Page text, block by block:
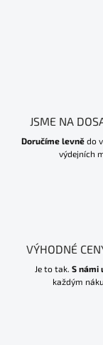
JSME NA
Doručíme levně do
výdejních
VÝHODNÉ
Je to tak. S námi
každým